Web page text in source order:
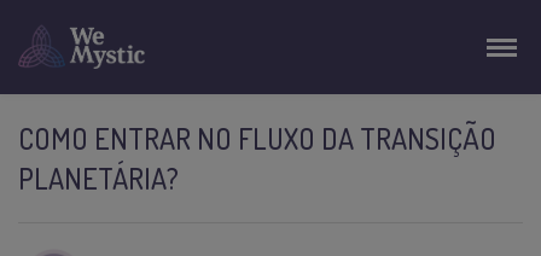
COMO ENTRAR NO FLUXO DA TRANSIÇÃO
PLANETÁRIA?